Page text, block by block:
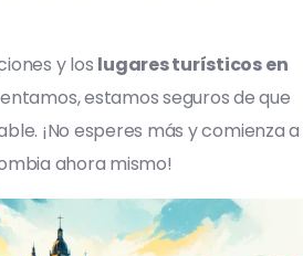
y los lugares turísticos en
estamos seguros de que
¡No esperes más y comienza a
ahora mismo!